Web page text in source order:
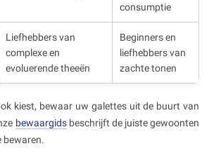
consumptie
Liefhebbers van
complexe en
evoluerende theeën
Beginners en
liefhebbers van
zachte tonen
kiest, bewaar uw galettes uit de buurt van
bewaargidsbeschrijft de juiste gewoonten
bewaren.